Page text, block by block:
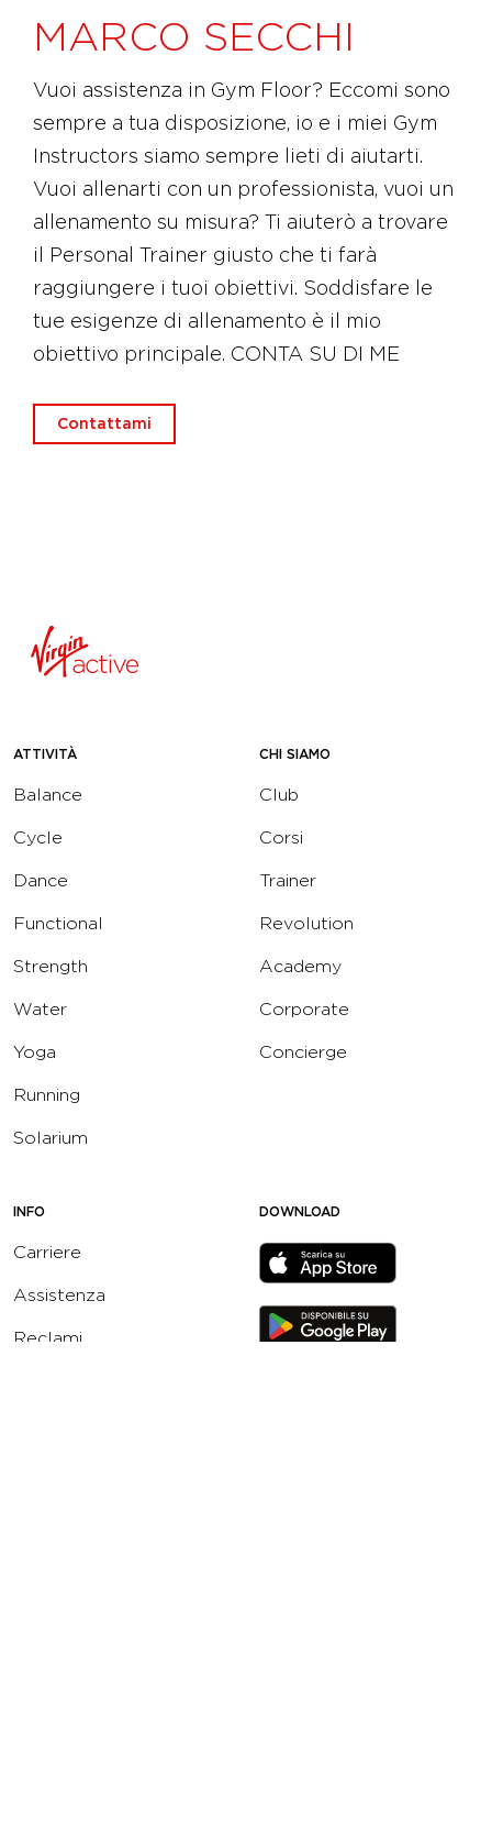
MARCO SECCHI
Vuoi assistenza in Gym Floor? Eccomi sono
sempre a tua disposizione, io e i miei Gym
Instructors siamo sempre lieti di aiutarti.
Vuoi allenarti con un professionista, vuoi un
allenamento su misura? Ti aiuterò a trovare
il Personal Trainer giusto che ti farà
raggiungere i tuoi obiettivi. Soddisfare le
tue esigenze di allenamento è il mio
obiettivo principale. CONTA SU DI ME
Contattami
ATTIVITÀ
Balance
Cycle
Dance
Functional
Strength
Water
Yoga
Running
Solarium
CHI SIAMO
Club
Corsi
Trainer
Revolution
Academy
Corporate
Concierge
INFO
Carriere
Assistenza
Reclami
DOWNLOAD